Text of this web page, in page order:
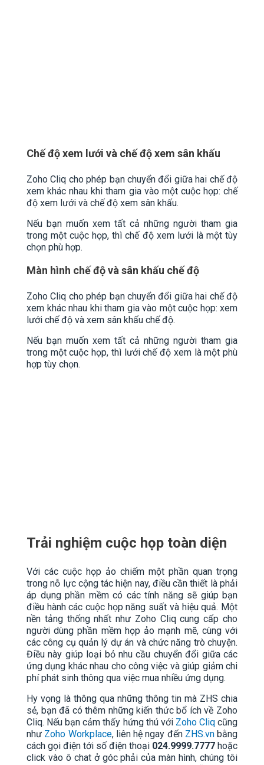
Chế độ xem lưới và chế độ xem sân khấu
Zoho Cliq cho phép bạn chuyển đổi giữa hai chế độ
xem khác nhau khi tham gia vào một cuộc họp: chế
độ xem lưới và chế độ xem sân khấu.
Nếu bạn muốn xem tất cả những người tham gia
trong một cuộc họp, thì chế độ xem lưới là một tùy
chọn phù hợp.
Màn hình chế độ và sân khấu chế độ
Zoho Cliq cho phép bạn chuyển đổi giữa hai chế độ
xem khác nhau khi tham gia vào một cuộc họp: xem
lưới chế độ và xem sân khấu chế độ.
Nếu bạn muốn xem tất cả những người tham gia
trong một cuộc họp, thì lưới chế độ xem là một phù
hợp tùy chọn.
Trải nghiệm cuộc họp toàn diện
Với các cuộc họp ảo chiếm một phần quan trọng
trong nỗ lực cộng tác hiện nay, điều cần thiết là phải
áp dụng phần mềm có các tính năng sẽ giúp bạn
điều hành các cuộc họp năng suất và hiệu quả. Một
nền tảng thống nhất như Zoho Cliq cung cấp cho
người dùng phần mềm họp ảo mạnh mẽ, cùng với
các công cụ quản lý dự án và chức năng trò chuyện.
Điều này giúp loại bỏ nhu cầu chuyển đổi giữa các
ứng dụng khác nhau cho công việc và giúp giảm chi
phí phát sinh thông qua việc mua nhiều ứng dụng.
Hy vọng là thông qua những thông tin mà ZHS chia
sẻ, bạn đã có thêm những kiến thức bổ ích về Zoho
Cliq. Nếu bạn cảm thấy hứng thú với Zoho Cliqcũng
như Zoho Workplace, liên hệ ngay đến ZHS.vnbằng
cách gọi điện tới số điện thoại 024.9999.7777 hoặc
click vào ô chat ở góc phải của màn hình, chúng tôi